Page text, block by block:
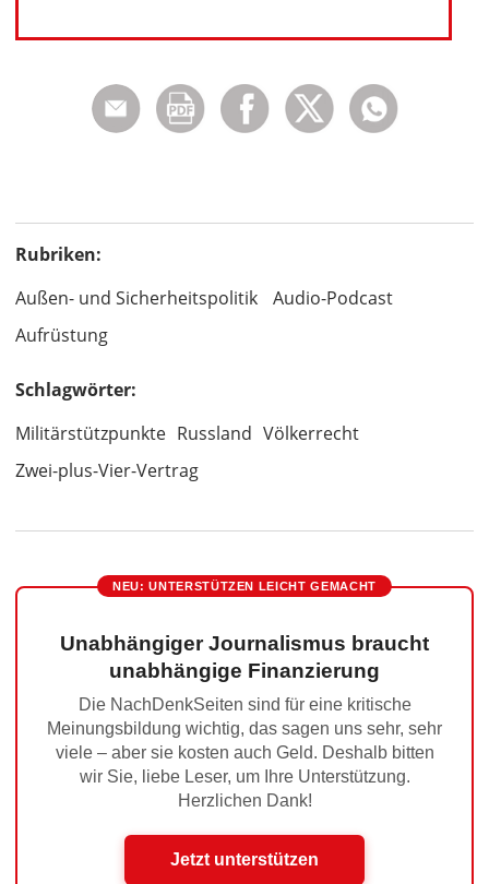
Rubriken:
Außen- und Sicherheitspolitik
Audio-Podcast
Aufrüstung
Schlagwörter:
Militärstützpunkte Russland Völkerrecht
Zwei-plus-Vier-Vertrag
NEU: UNTERSTÜTZEN LEICHT GEMACHT
Unabhängiger Journalismus braucht
unabhängige Finanzierung
Die NachDenkSeiten sind für eine kritische
Meinungsbildung wichtig, das sagen uns sehr, sehr
viele – aber sie kosten auch Geld. Deshalb bitten
wir Sie, liebe Leser, um Ihre Unterstützung.
Herzlichen Dank!
Jetzt unterstützen